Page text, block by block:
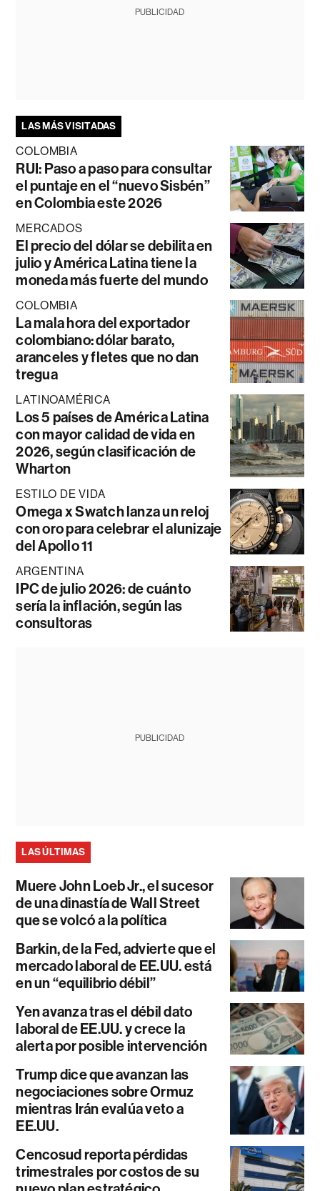
PUBLICIDAD
LAS MÁS VISITADAS
COLOMBIA
RUI: Paso a paso para consultar
el puntaje en el “nuevo Sisbén”
en Colombia este 2026
MERCADOS
El precio del dólar se debilita en
julio y América Latina tiene la
moneda más fuerte del mundo
COLOMBIA
La mala hora del exportador
colombiano: dólar barato,
aranceles y fletes que no dan
tregua
LATINOAMÉRICA
Los 5 países de América Latina
con mayor calidad de vida en
2026, según clasificación de
Wharton
ESTILO DE VIDA
Omega x Swatch lanza un reloj
con oro para celebrar el alunizaje
del Apollo 11
ARGENTINA
IPC de julio 2026: de cuánto
sería la inflación, según las
consultoras
PUBLICIDAD
LAS ÚLTIMAS
Muere John Loeb Jr., el sucesor
de una dinastía de Wall Street
que se volcó a la política
Barkin, de la Fed, advierte que el
mercado laboral de EE.UU. está
en un “equilibrio débil”
Yen avanza tras el débil dato
laboral de EE.UU. y crece la
alerta por posible intervención
Trump dice que avanzan las
negociaciones sobre Ormuz
mientras Irán evalúa veto a
EE.UU.
Cencosud reporta pérdidas
trimestrales por costos de su